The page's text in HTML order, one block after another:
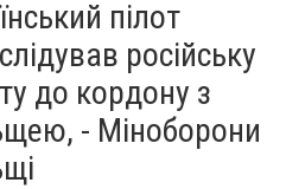
пілот
російську
до кордону з
- Міноборони